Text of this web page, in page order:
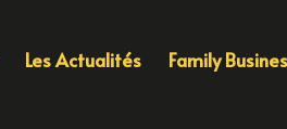
Les Actualités Family